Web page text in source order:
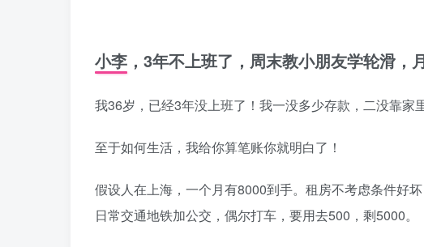
小李，3年不上班了，周末教小朋友学轮滑，
我36岁，已经3年没上班了！我一没多少存款，二没靠家
至于如何生活，我给你算笔账你就明白了！
假设人在上海，一个月有8000到手。租房不考虑条件好
日常交通地铁加公交，偶尔打车，要用去500，剩5000。